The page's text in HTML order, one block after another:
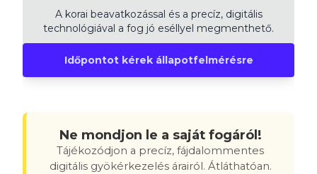
A korai beavatkozással és a precíz, digitális
technológiával a fog jó eséllyel megmenthető.
Időpontot kérek állapotfelmérésre
Ne mondjon le a saját fogáról!
Tájékozódjon a precíz, fájdalommentes
digitális gyökérkezelés árairól. Átláthatóan.